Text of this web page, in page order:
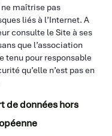
ne maîtrise pas
liés à l’Internet. A
consulte le Site à ses
que l’association
tenu pour responsable
qu’elle n’est pas en
de données hors